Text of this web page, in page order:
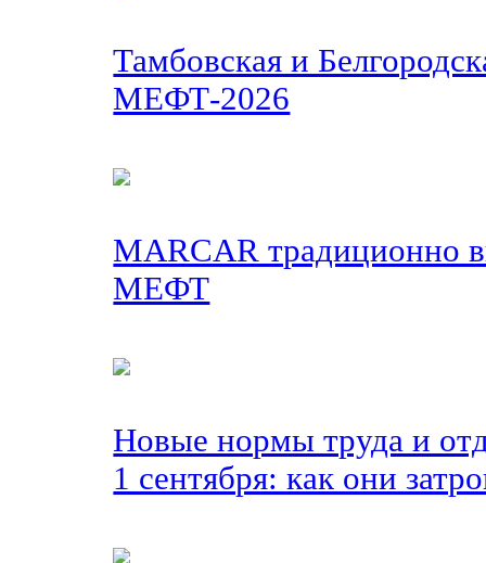
Тамбовская и
МЕФТ-2026
MARCAR традиционно
МЕФТ
Новые нормы труда и
1 сентября: как они